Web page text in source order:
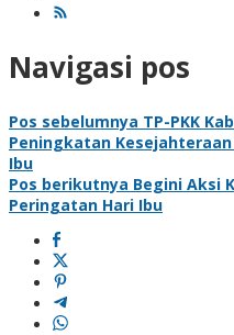
Navigasi pos
Pos sebelumnya TP-PKK
Peningkatan
Ibu
Pos berikutnya Begini Aksi
Peringatan Hari Ibu